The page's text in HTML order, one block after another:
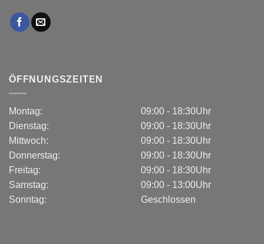
ÖFFNUNGSZEITEN
Montag:
Dienstag:
Mittwoch:
Donnerstag:
Freitag:
Samstag:
Sonntag:
09:00 - 18:30Uhr
09:00 - 18:30Uhr
09:00 - 18:30Uhr
09:00 - 18:30Uhr
09:00 - 18:30Uhr
09:00 - 13:00Uhr
Geschlossen